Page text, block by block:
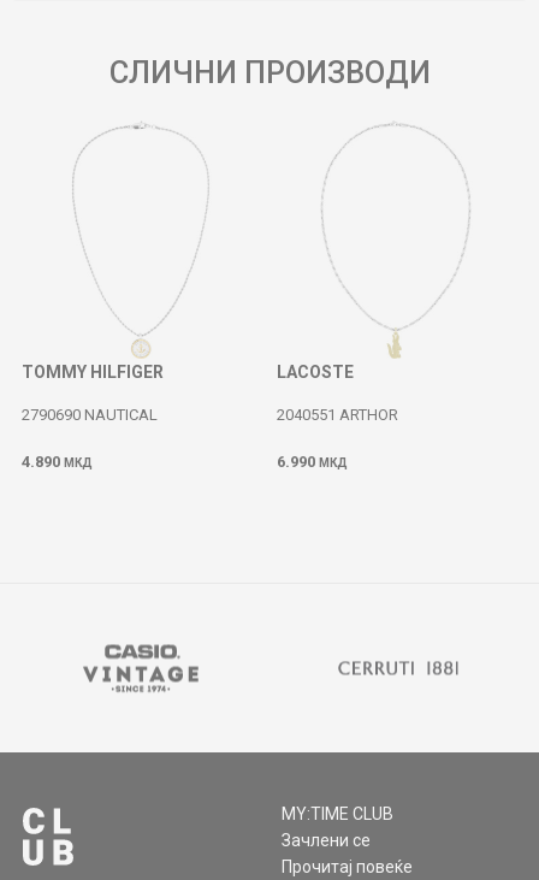
СЛИЧНИ ПРОИЗВОДИ
TOMMY HILFIGER
2790690 NAUTICAL
4.890 МКД
LACOSTE
2040551 ARTHOR
6.990 МКД
MY:TIME CLUB
Зачлени се
Прочитај повеќе